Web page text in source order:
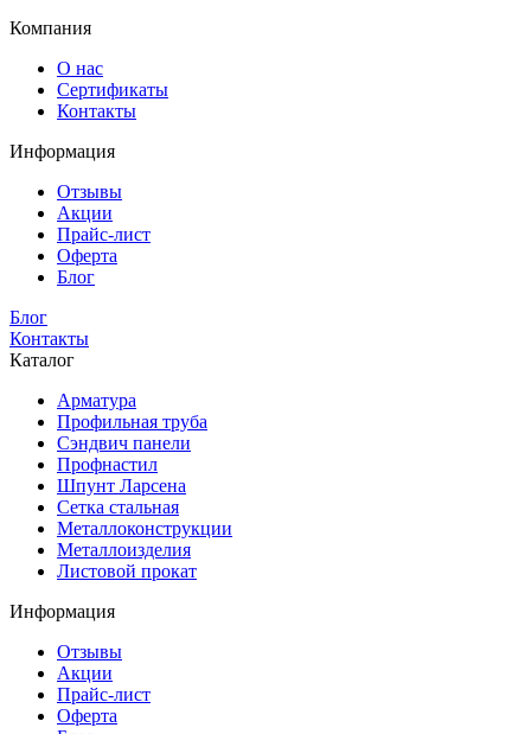
Компания
О нас
Сертификаты
Контакты
Информация
Отзывы
Акции
Прайс-лист
Оферта
Блог
Блог
Контакты
Каталог
Арматура
Профильная труба
Сэндвич панели
Профнастил
Шпунт Ларсена
Сетка стальная
Металлоконструкции
Металлоизделия
Листовой прокат
Информация
Отзывы
Акции
Прайс-лист
Оферта